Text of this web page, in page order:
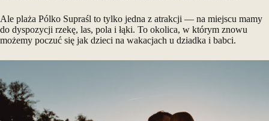
Ale plaża Pólko Supraśl to tylko jedna z atrakcji — na miejscu mamy
do dyspozycji rzekę, las, pola i łąki. To okolica, w którym znowu
możemy poczuć się jak dzieci na wakacjach u dziadka i babci.